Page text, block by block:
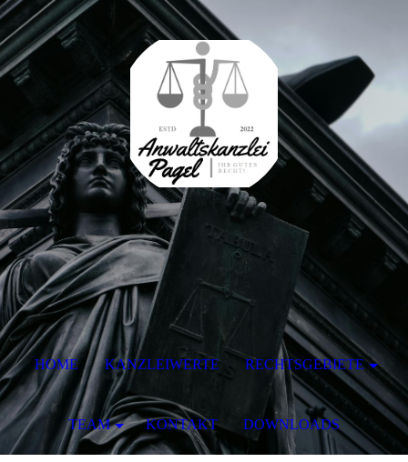
HOME KANZLEIWERTE RECHTSGEBIETE
TEAM KONTAKT DOWNLOADS